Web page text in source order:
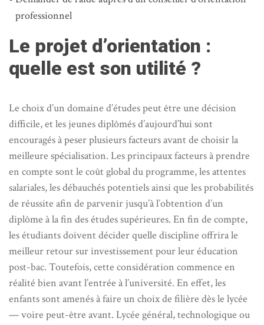
professionnel
Le projet d’orientation :
quelle est son utilité ?
Le choix d’un domaine d’études peut être une décision
difficile, et les jeunes diplômés d’aujourd’hui sont
encouragés à peser plusieurs facteurs avant de choisir la
meilleure spécialisation. Les principaux facteurs à prendre
en compte sont le coût global du programme, les attentes
salariales, les débauchés potentiels ainsi que les probabilités
de réussite afin de parvenir jusqu’à l’obtention d’un
diplôme à la fin des études supérieures. En fin de compte,
les étudiants doivent décider quelle discipline offrira le
meilleur retour sur investissement pour leur éducation
post-bac. Toutefois, cette considération commence en
réalité bien avant l’entrée à l’université. En effet, les
enfants sont amenés à faire un choix de filière dès le lycée
— voire peut-être avant. Lycée général, technologique ou